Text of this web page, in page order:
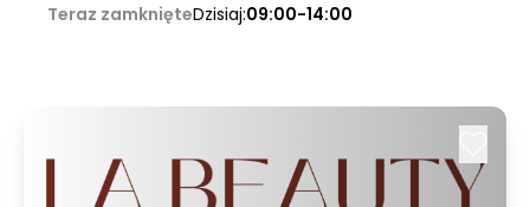
Teraz zamknięteDzisiaj:09:00-14:00